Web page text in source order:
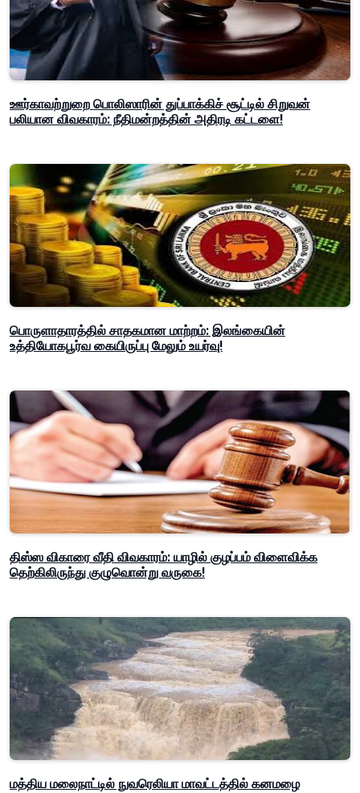
ஊர்காவற்றுறை பொலிஸாரின் துப்பாக்கிச் சூட்டில் சிறுவன்
பலியான விவகாரம்: நீதிமன்றத்தின் அதிரடி கட்டளை!
பொருளாதாரத்தில் சாதகமான மாற்றம்: இலங்கையின்
உத்தியோகபூர்வ கையிருப்பு மேலும் உயர்வு!
திஸ்ஸ விகாரை வீதி விவகாரம்: யாழில் குழப்பம் விளைவிக்க
தெற்கிலிருந்து குழுவொன்று வருகை!
மத்திய மலைநாட்டில் நுவரெலியா மாவட்டத்தில் கனமழை